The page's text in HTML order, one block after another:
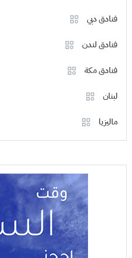
فنادق دبي
فنادق لندن
فنادق مكة
لبنان
ماليزيا